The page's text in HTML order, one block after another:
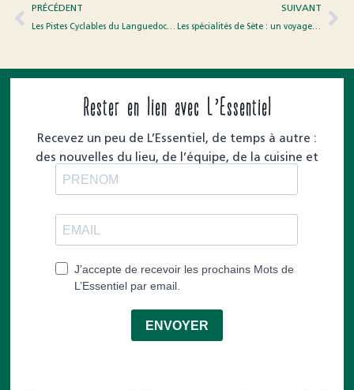
PRÉCÉDENT
Les Pistes Cyclables du Languedoc : Découvrez le Charme du Sud à Vélo
SUIVANT
Les spécialités de Sète : un voyage à travers ses délices culinaires
Rester en lien avec L’Essentiel
Recevez un peu de L’Essentiel, de temps à autre :
des nouvelles du lieu, de l’équipe, de la cuisine et
des moments à partager.